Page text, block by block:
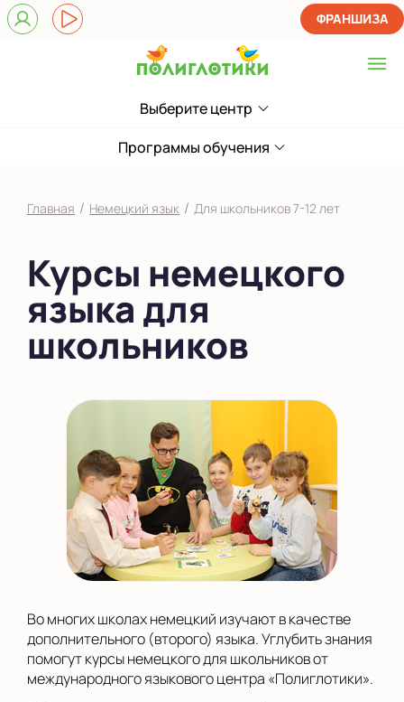
Выберите центр
Выберите центр
ЖК Царицынский
ФРАНШИЗА
Программы обучения
Главная / Немецкий язык / Для школьников 7-12 лет
Курсы немецкого
языка для
школьников
Во многих школах немецкий изучают в качестве
дополнительного (второго) языка. Углубить знания
помогут курсы немецкого для школьников от
международного языкового центра «Полиглотики».